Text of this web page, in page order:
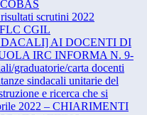
scrutini 2022
CGIL
AI DOCENTI DI
IRC INFORMA N. 9-
graduatorie/carta docenti
sindacali unitarie del
e ricerca che si
2022 – CHIARIMENTI